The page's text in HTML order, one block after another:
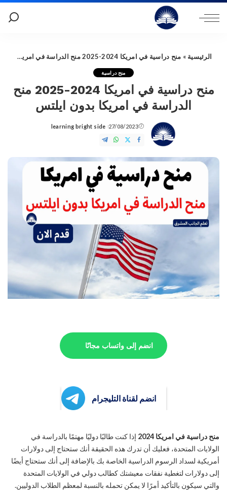
الرئيسية » منح دراسية في امريكا 2024-2025 منح الدراسة في امريكا بدون ايلتس
منح دراسية
منح دراسية في امريكا 2024-2025 منح
الدراسة في امريكا بدون ايلتس
27/08/2023
Posted
by
learning bright side
انضم إلى واتساب مجانًا
انضم لقناة التليجرام
منح دراسية في امريكا 2024
إذا كنت طالبًا دوليًا مهتمًا بالدراسة في
الولايات المتحدة، فعليك أن تدرك هذه الحقيقة أنك ستحتاج إلى دولارات
أمريكية لسداد الرسوم الدراسية الخاصة بك بالإضافة إلى أنك ستحتاج أيضًا
إلى دولارات لتغطية نفقات معيشتك كطالب دولي في الولايات المتحدة
والتي سيكون بالتأكيد أمرًا لا يمكن تحمله بالنسبة لمعظم الطلاب الدوليين.